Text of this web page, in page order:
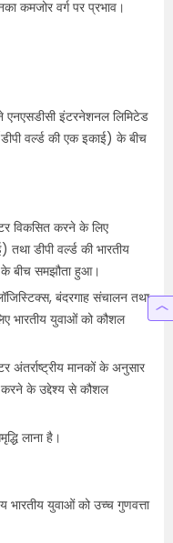
कमजोर वर्ग पर प्रभाव।
एनएसडीसी इंटरनेशनल लिमिटेड
वर्ल्ड की एक इकाई) के बीच
विकसित करने के लिए
डीपी वर्ल्ड की भारतीय
के बीच समझौता हुआ।
बंदरगाह संचालन तथा
भारतीय युवाओं को कौशल
अंतर्राष्ट्रीय मानकों के अनुसार
करने के उद्देश्य से कौशल
लाना है।
भारतीय युवाओं को उच्च गुणवत्ता